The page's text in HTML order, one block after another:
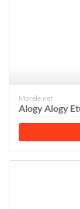
Morele.net
Alogy Alogy